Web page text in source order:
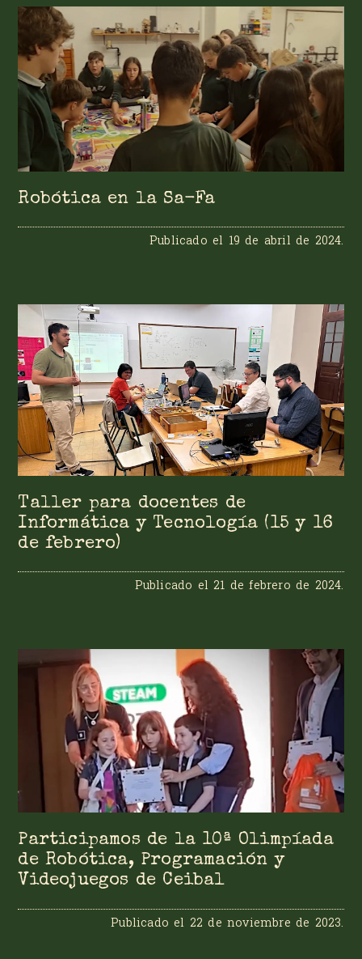
Robótica en la Sa-Fa
Publicado el 19 de abril de 2024.
Taller para docentes de
Informática y Tecnología (15 y 16
de febrero)
Publicado el21 de febrero de 2024.
Participamos de la 10ª Olimpíada
de Robótica, Programación y
Videojuegos de Ceibal
Publicado el 22 de noviembre de 2023